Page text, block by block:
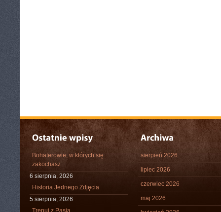
Bohaterowie, w których się
zakochasz
6 sierpnia, 2026
Historia Jednego Zdjęcia
5 sierpnia, 2026
Trenuj z Pasją
sierpień 2026
lipiec 2026
czerwiec 2026
maj 2026